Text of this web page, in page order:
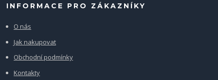
INFORMACE PRO ZÁKAZNÍKY
O nás
Jak nakupovat
Obchodní podmínky
Kontakty